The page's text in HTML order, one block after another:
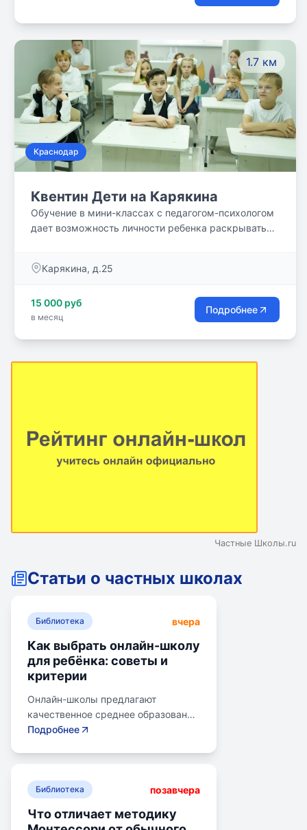
1.7 км
Краснодар
Квентин Дети на Карякина
Обучение в мини-классах с педагогом-психологом
дает возможность личности ребенка раскрываться
раскрыть таланты!
Карякина, д.25
15 000 руб
в месяц
Подробнее
Частные Школы.ru
Статьи о частных школах
Библиотека вчера
Как выбрать онлайн-школу
для ребёнка: советы и
критерии
Онлайн-школы предлагают
качественное среднее образование
без привязки к району. Важно
предпочитаемую нагрузку. Важно
получить аттестат для поступления
Подробнее
Библиотека позавчера
Что отличает методику